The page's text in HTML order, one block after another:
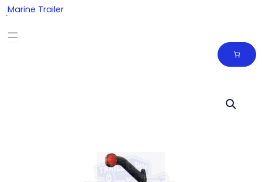
Skip
to
content
Marine Trailer